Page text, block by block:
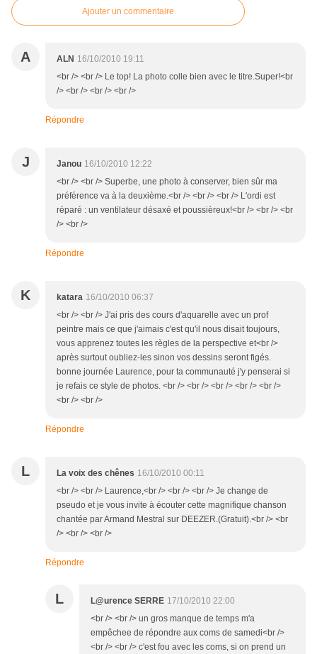
Ajouter un commentaire
A ALN 16/10/2010 19:11
<br /> <br /> Le top! La photo colle bien avec le titre.Super!<br
/> <br /> <br /> <br />
Répondre
J Janou 16/10/2010 12:22
<br /> <br /> Superbe, une photo à conserver, bien sûr ma
préférence va à la deuxième.<br /> <br /> <br /> L'ordi est
réparé : un ventilateur désaxé et poussièreux!<br /> <br /> <br
/> <br />
Répondre
K katara 16/10/2010 06:37
<br /> <br /> J'ai pris des cours d'aquarelle avec un prof
peintre mais ce que j'aimais c'est qu'il nous disait toujours,
vous apprenez toutes les règles de la perspective et<br />
après surtout oubliez-les sinon vos dessins seront figés.
bonne journée Laurence, pour ta communauté j'y penserai si
je refais ce style de photos. <br /> <br /> <br /> <br /> <br />
<br /> <br />
Répondre
L La voix des chênes 16/10/2010 00:11
<br /> <br /> Laurence,<br /> <br /> <br /> Je change de
pseudo et je vous invite à écouter cette magnifique chanson
chantée par Armand Mestral sur DEEZER.(Gratuit).<br /> <br
/> <br /> <br />
Répondre
L L@urence SERRE 17/10/2010 22:00
<br /> <br /> un gros manque de temps m'a
empêchee de répondre aux coms de samedi<br />
<br /> <br /> c'est fou avec les coms, si on prend un